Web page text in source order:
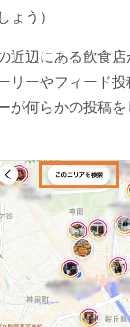
ょう）
近辺にある飲食店
リーやフィード
が何らかの投稿